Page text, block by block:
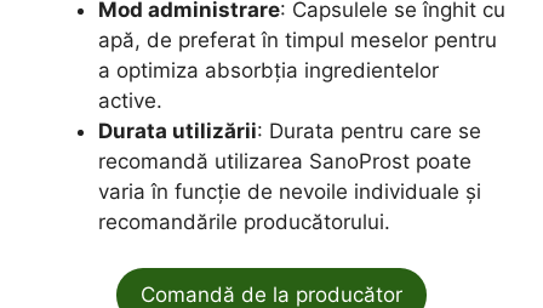
Mod administrare: Capsulele se înghit cu
apă, de preferat în timpul meselor pentru
a optimiza absorbția ingredientelor
active.
Durata utilizării: Durata pentru care se
recomandă utilizarea SanoProst poate
varia în funcție de nevoile individuale și
recomandările producătorului.
Comandă de la producător